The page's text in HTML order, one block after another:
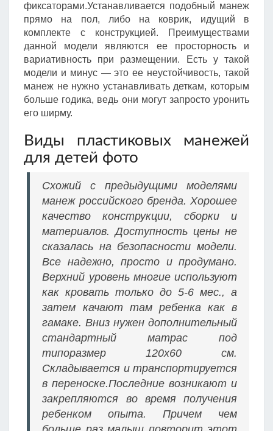
фиксаторами.Устанавливается подобный манеж
прямо на пол, либо на коврик, идущий в
комплекте с конструкцией. Преимуществами
данной модели являются ее просторность и
вариативность при размещении. Есть у такой
модели и минус — это ее неустойчивость, такой
манеж не нужно устанавливать деткам, которым
больше годика, ведь они могут запросто уронить
его ширму.
Виды пластиковых манежей
для детей фото
Схожий с предыдущими моделями
манеж российского бренда. Хорошее
качество конструкции, сборки и
материалов. Доступность цены не
сказалась на безопасности модели.
Все надежно, просто и продумано.
Верхний уровень многие используют
как кровать только до 5-6 мес., а
затем качают там ребенка как в
гамаке. Вниз нужен дополнительный
стандартный матрас под
типоразмер 120х60 см.
Складывается и транспортируется
в переноске.Последние возникают и
закрепляются во время получения
ребенком опыта. Причем чем